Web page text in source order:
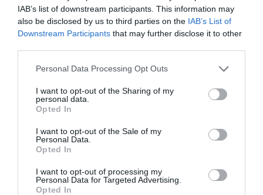
IAB’s list of downstream participants. This information may
also be disclosed by us to third parties on the IAB’s List of
Downstream Participants that may further disclose it to other
Please note that this website/app uses one or more Google
not limited to your visit or usage behaviour. You may click to
grant or deny consent to Google and its third-party tags to
use your data for below specified purposes in below Google
consent section.
Personal Data Processing Opt Outs
I want to opt-out of the Sharing of my
personal data.
Opted In
I want to opt-out of the Sale of my
Personal Data.
Opted In
I want to opt-out of processing my
Personal Data for Targeted Advertising.
Opted In
MEGTALÁLTÁK A VILÁG LEGNAGYOBB NÖVÉNYÉT, EGY 4500
ÉVES TENGERI FÜVET
HASONLÓ ÉRDEKESSÉGEK